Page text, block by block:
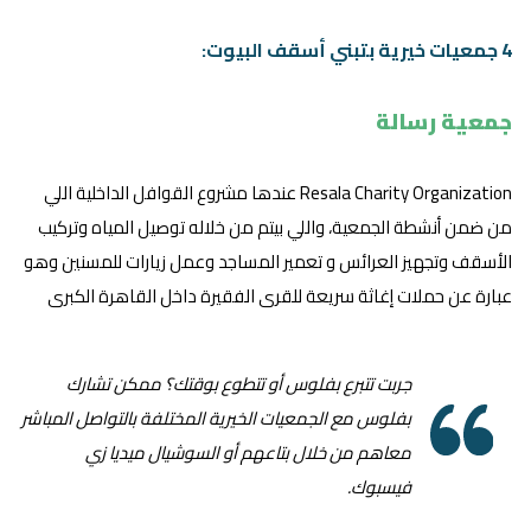
4 جمعيات خيرية بتبني أسقف البيوت:
جمعية رسالة
Resala Charity Organization عندها مشروع القوافل الداخلية اللي
من ضمن أنشطة الجمعية، واللي بيتم من خلاله توصيل المياه وتركيب
الأسقف وتجهيز العرائس و تعمير المساجد وعمل زيارات للمسنين وهو
عبارة عن حملات إغاثة سريعة للقرى الفقيرة داخل القاهرة الكبرى
جربت تتبرع بفلوس أو تتطوع بوقتك؟ ممكن تشارك
بفلوس مع الجمعيات الخيرية المختلفة بالتواصل المباشر
معاهم من خلال بتاعهم أو السوشيال ميديا زي
فيسبوك.